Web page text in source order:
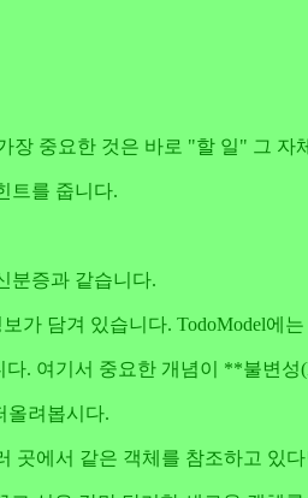
장 중요한 것은 바로 "할 일" 그 자
트를 줍니다.
분증과 같습니다.
가 담겨 있습니다. TodoModel에
. 여기서 중요한 개념이 **불변성
올려봅시다.
곳에서 같은 객체를 참조하고